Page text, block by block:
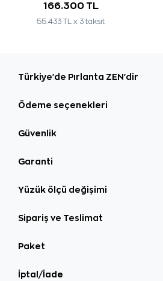
166.300 TL
55.433 TL x 3 taksit
Türkiye'de Pırlanta ZEN'dir
Ödeme seçenekleri
Güvenlik
Garanti
Yüzük ölçü değişimi
Sipariş ve Teslimat
Paket
İptal/İade